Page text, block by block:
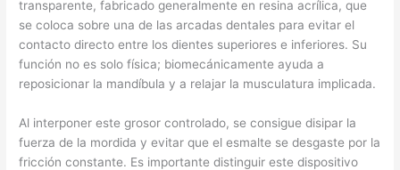
transparente, fabricado generalmente en resina acrílica, que
se coloca sobre una de las arcadas dentales para evitar el
contacto directo entre los dientes superiores e inferiores. Su
función no es solo física; biomecánicamente ayuda a
reposicionar la mandíbula y a relajar la musculatura implicada.
Al interponer este grosor controlado, se consigue disipar la
fuerza de la mordida y evitar que el esmalte se desgaste por la
fricción constante. Es importante distinguir este dispositivo